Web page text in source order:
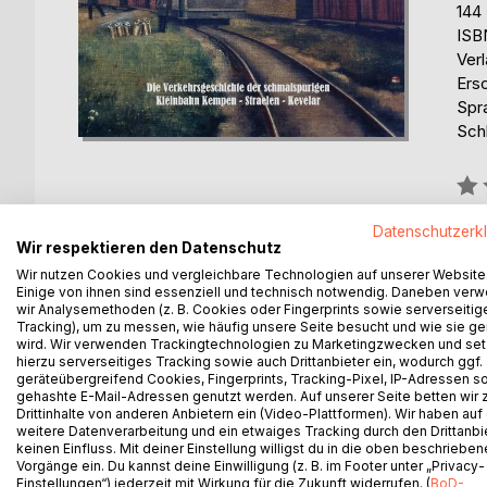
144
0%
BESCHREIBUNG
Eine der vielen um die Jahrhundertwende
Kreisbahn, die in ihrem über 30jährigen
mit beigetragen hat. Nach jahrelangen und
AUTOR/IN
Lothar Riedel
Lothar Riedel (*1929 / 2003†)
ehemaliger
Es sind momentan noch keine Pressestimmen
Bitte melden Sie sichhieran, um eine
Wir respektieren den Datenschutz
Wir nutzen Cookies und vergleichbare Technologien auf unserer Website.
Einige von ihnen sind essenziell und technisch notwendig. Daneben
wir Analysemethoden (z. B. Cookies oder Fingerprints sowie
Tracking), um zu messen, wie häufig unsere Seite besucht und wie sie
wird. Wir verwenden Trackingtechnologien zu Marketingzwecken und
hierzu serverseitiges Tracking sowie auch Drittanbieter ein, wodurch ggf.
geräteübergreifend Cookies, Fingerprints, Tracking-Pixel, IP-Adressen
gehashte E-Mail-Adressen genutzt werden. Auf unserer Seite betten wir
Drittinhalte von anderen Anbietern ein (Video-Plattformen). Wir haben auf
weitere Datenverarbeitung und ein etwaiges Tracking durch den
keinen Einfluss. Mit deiner Einstellung willigst du in die oben
Vorgänge ein. Du kannst deine Einwilligung (z. B. im Footer unter „Privacy-
Einstellungen“) jederzeit mit Wirkung für die Zukunft widerrufen. (BoD-